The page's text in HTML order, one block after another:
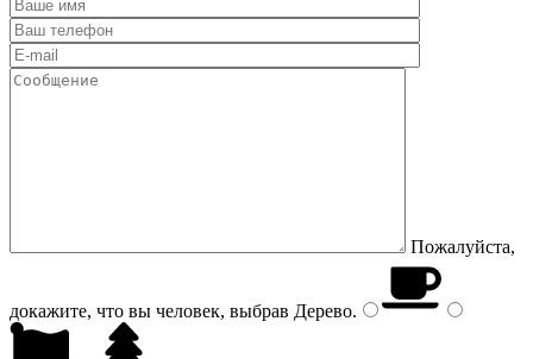
Пожалуйста,
докажите, что вы человек, выбрав Дерево.